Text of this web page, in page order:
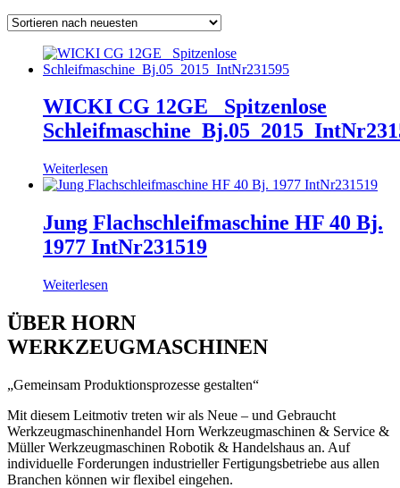
WICKI CG 12GE_ Spitzenlose
Weiterlesen
Jung Flachschleifmaschine HF 40 Bj.
1977 IntNr231519
Weiterlesen
ÜBER HORN
WERKZEUGMASCHINEN
„Gemeinsam Produktionsprozesse gestalten“
Mit diesem Leitmotiv treten wir als Neue – und Gebraucht
Werkzeugmaschinenhandel Horn Werkzeugmaschinen & Service &
Müller Werkzeugmaschinen Robotik & Handelshaus an. Auf
individuelle Forderungen industrieller Fertigungsbetriebe aus allen
Branchen können wirflexibel eingehen.